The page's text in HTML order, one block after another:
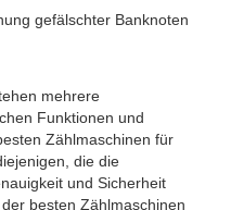
gefälschter Banknoten
mehrere
Funktionen und
Zählmaschinen für
die die
und Sicherheit
besten Zählmaschinen